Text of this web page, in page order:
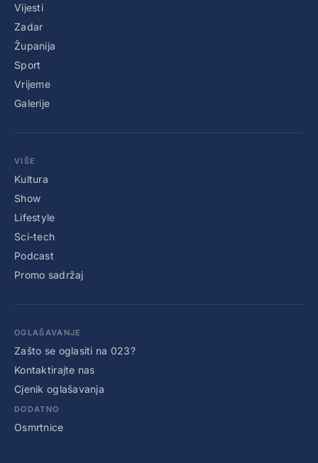
Vijesti
Zadar
Županija
Sport
Vrijeme
Galerije
VIŠE
Kultura
Show
Lifestyle
Sci-tech
Podcast
Promo sadržaj
OGLAŠAVANJE
Zašto se oglasiti na 023?
Kontaktirajte nas
Cjenik oglašavanja
DODATNO
Osmrtnice